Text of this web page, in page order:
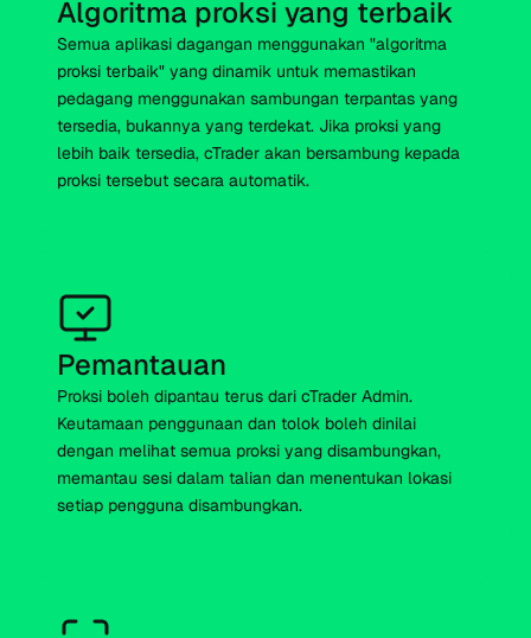
Algoritma proksi yang terbaik
Semua aplikasi dagangan menggunakan "algoritma
proksi terbaik" yang dinamik untuk memastikan
pedagang menggunakan sambungan terpantas yang
tersedia, bukannya yang terdekat. Jika proksi yang
lebih baik tersedia, cTrader akan bersambung kepada
proksi tersebut secara automatik.
Pemantauan
Proksi boleh dipantau terus dari cTrader Admin.
Keutamaan penggunaan dan tolok boleh dinilai
dengan melihat semua proksi yang disambungkan,
memantau sesi dalam talian dan menentukan lokasi
setiap pengguna disambungkan.